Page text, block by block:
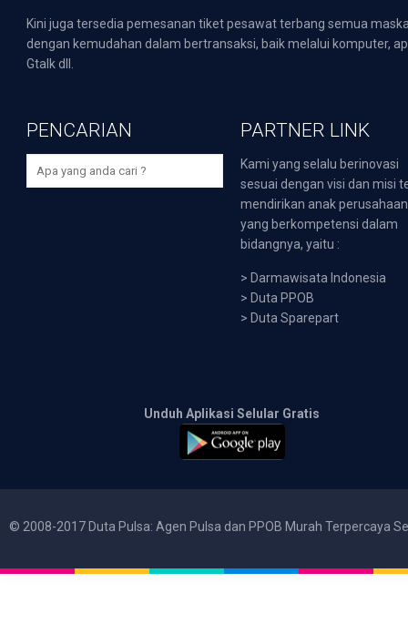
Kini juga tersedia pemesanan tiket pesawat terbang semua
dengan kemudahan dalam bertransaksi, baik melalui komputer,
Gtalk dll.
PENCARIAN PARTNER LINK
Kami yang selalu berinovasi
sesuai dengan visi dan misi
mendirikan anak perusahaan
yang berkompetensi dalam
bidangnya, yaitu :
> Darmawisata Indonesia
> Duta PPOB
> Duta Sparepart
Unduh Aplikasi Selular Gratis
© 2008-2017 Duta Pulsa: Agen Pulsa dan PPOB Murah Terpercaya